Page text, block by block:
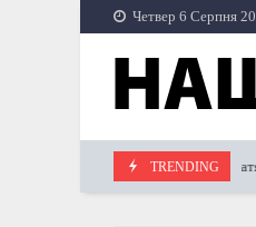
Skip
to
content
Четвер 6 Серпня
TRENDING
12.04.2023